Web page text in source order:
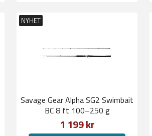
NYHET
Savage Gear Alpha SG2 Swimbait
BC 8 ft 100–250 g
1 199 kr